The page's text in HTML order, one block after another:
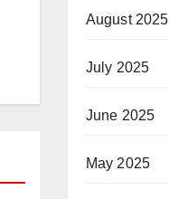
August 2025
July 2025
June 2025
May 2025